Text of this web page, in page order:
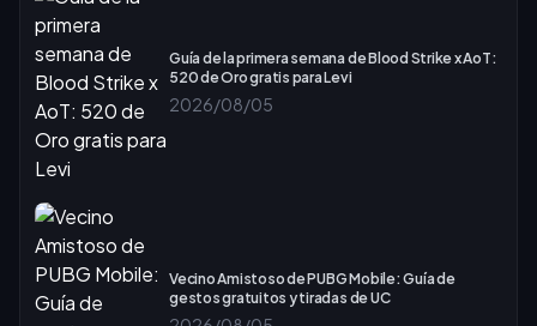
Guía de la primera semana de Blood Strike x AoT:
520 de Oro gratis para Levi
2026/08/05
Vecino Amistoso de PUBG Mobile: Guía de
gestos gratuitos y tiradas de UC